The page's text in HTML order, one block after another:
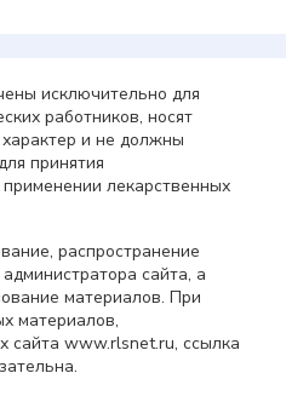
исключительно для
работников, носят
и не должны
принятия
лекарственных
распространение
сайта, а
материалов. При
материалов,
сайта www.rlsnet.ru, ссылка